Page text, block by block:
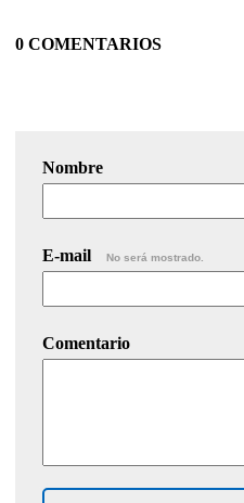
0 COMENTARIOS
Nombre
E-mail No será mostrado.
Comentario